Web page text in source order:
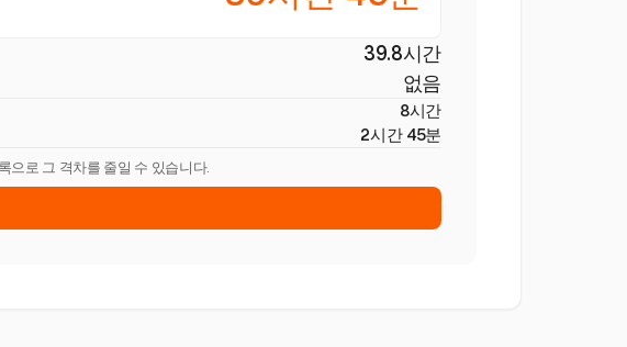
39.8시간
없음
8시간
2시간 45분
으로 그 격차를 줄일 수 있습니다.